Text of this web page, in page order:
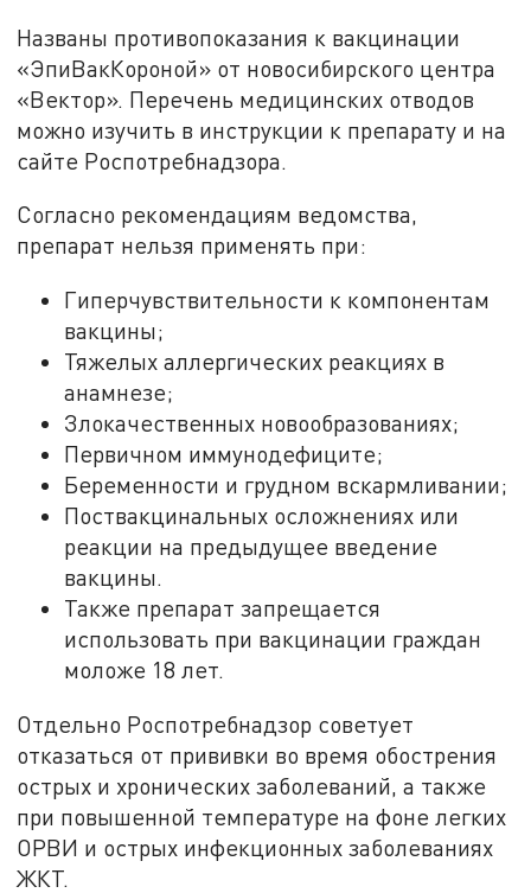
Названы противопоказания к вакцинации
«ЭпиВакКороной» от новосибирского центра
«Вектор». Перечень медицинских отводов
можно изучить в инструкции к препарату и на
сайте Роспотребнадзора.
Согласно рекомендациям ведомства,
препарат нельзя применять при:
Гиперчувствительности к компонентам
вакцины;
Тяжелых аллергических реакциях в
анамнезе;
Злокачественных новообразованиях;
Первичном иммунодефиците;
Беременности и грудном вскармливании;
Поствакцинальных осложнениях или
реакции на предыдущее введение
вакцины.
Также препарат запрещается
использовать при вакцинации граждан
моложе 18 лет.
Отдельно Роспотребнадзор советует
отказаться от прививки во время обострения
острых и хронических заболеваний, а также
при повышенной температуре на фоне легких
ОРВИ и острых инфекционных заболеваниях
ЖКТ.